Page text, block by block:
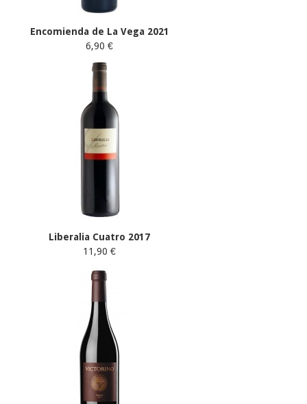
Encomienda de La Vega 2021
6,90 €
Liberalia Cuatro 2017
11,90 €